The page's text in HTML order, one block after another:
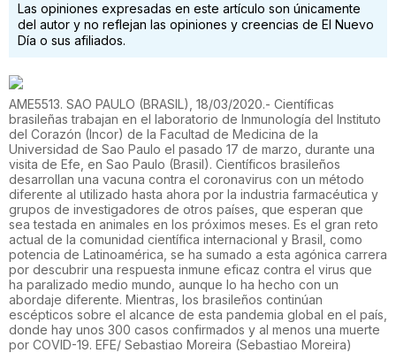
Las opiniones expresadas en este artículo son únicamente
del autor y no reflejan las opiniones y creencias de El Nuevo
Día o sus afiliados.
AME5513. SAO PAULO (BRASIL), 18/03/2020.- Científicas
brasileñas trabajan en el laboratorio de Inmunología del Instituto
del Corazón (Incor) de la Facultad de Medicina de la
Universidad de Sao Paulo el pasado 17 de marzo, durante una
visita de Efe, en Sao Paulo (Brasil). Científicos brasileños
desarrollan una vacuna contra el coronavirus con un método
diferente al utilizado hasta ahora por la industria farmacéutica y
grupos de investigadores de otros países, que esperan que
sea testada en animales en los próximos meses. Es el gran reto
actual de la comunidad científica internacional y Brasil, como
potencia de Latinoamérica, se ha sumado a esta agónica carrera
por descubrir una respuesta inmune eficaz contra el virus que
ha paralizado medio mundo, aunque lo ha hecho con un
abordaje diferente. Mientras, los brasileños continúan
escépticos sobre el alcance de esta pandemia global en el país,
donde hay unos 300 casos confirmados y al menos una muerte
por COVID-19. EFE/ Sebastiao Moreira (Sebastiao Moreira)